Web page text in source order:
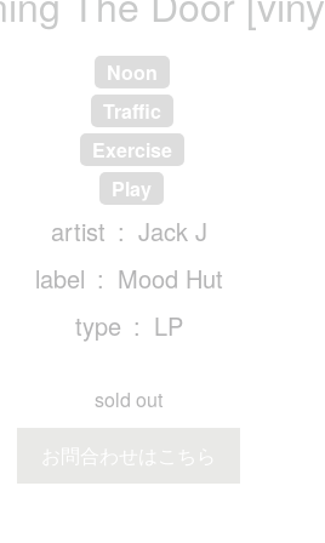
Noon
Traffic
Exercise
Play
artist
Jack J
label
Mood Hut
type
LP
sold out
お問合わせはこちら